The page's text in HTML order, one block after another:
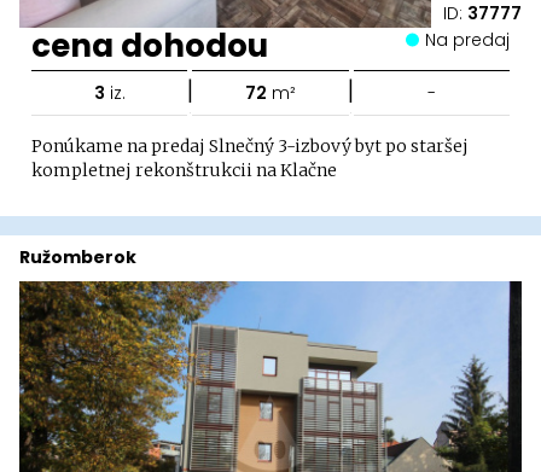
ID: 37777
cena dohodou Na predaj
3 iz. | 72 m² | -
Ponúkame na predaj Slnečný 3-izbový byt po staršej
kompletnej rekonštrukcii na Klačne
Ružomberok